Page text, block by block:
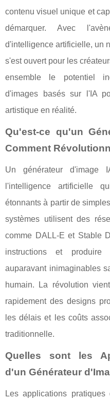
contenu visuel unique et
démarquer. Avec
d'intelligence artificielle, un
s'est ouvert pour les
ensemble le potentiel
d'images basés sur l'IA
artistique en réalité.
Qu'est-ce qu'un
Comment
Un générateur
l'intelligence artificielle
étonnants à partir de
systèmes utilisent des
comme DALL-E et Stable
instructions et
auparavant inimaginables
humain. La révolution
rapidement des designs
les délais et les coûts
traditionnelle.
Quelles sont les
d'un Générateur
Les applications